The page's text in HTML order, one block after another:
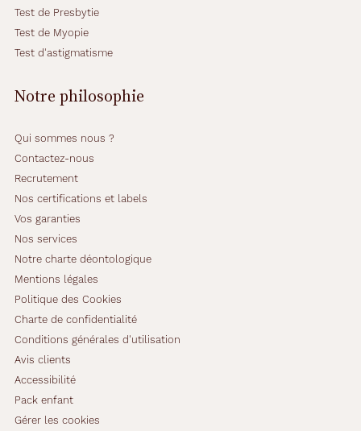
Test de Presbytie
Test de Myopie
Test d'astigmatisme
Notre philosophie
Qui sommes nous ?
Contactez-nous
Recrutement
Nos certifications et labels
Vos garanties
Nos services
Notre charte déontologique
Mentions légales
Politique des Cookies
Charte de confidentialité
Conditions générales d'utilisation
Avis clients
Accessibilité
Pack enfant
Gérer les cookies